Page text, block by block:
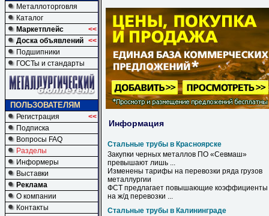
Металлоторговля
Каталог
Маркетплейс
<<
Доска объявлений <<
Подшипники
ГОСТы и стандарты
ПОЛЬЗОВАТЕЛЯМ
Регистрация
<<
Подписка
Вопросы FAQ
Разделы
Информеры
Выставки
Реклама
О компании
Контакты
Информация
Стальные трубы в Красноярске
Закупки черных металлов ПО «Севмаш»
превышают лишь ...
Изменены тарифы на перевозки ряда грузов
металлургии
ФСТ предлагает повышающие коэффициенты
на ж/д перевозки ...
Стальные трубы в Калининграде